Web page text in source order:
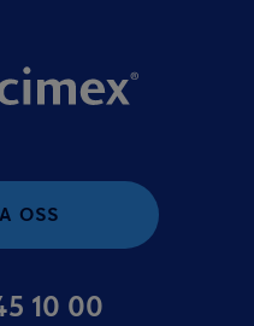
OSS
10 00